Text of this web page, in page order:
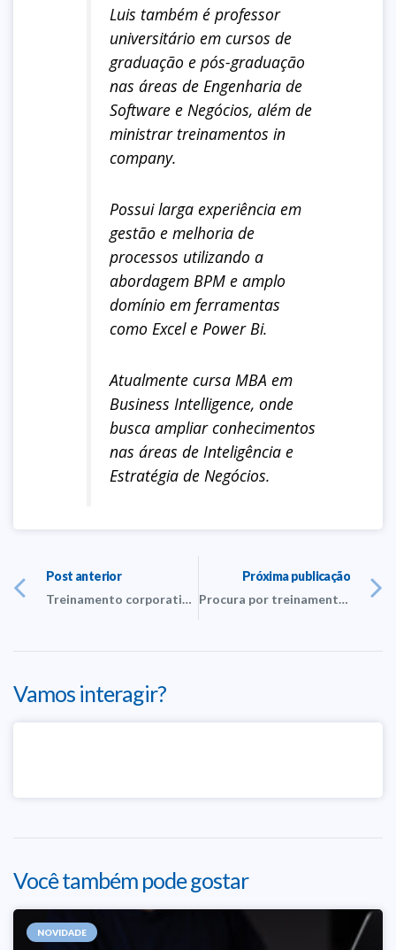
Luis também é professor
universitário em cursos de
graduação e pós-graduação
nas áreas de Engenharia de
Software e Negócios, além de
ministrar treinamentos in
company.
Possui larga experiência em
gestão e melhoria de
processos utilizando a
abordagem BPM e amplo
domínio em ferramentas
como Excel e Power Bi.
Atualmente cursa MBA em
Business Intelligence, onde
busca ampliar conhecimentos
nas áreas de Inteligência e
Estratégia de Negócios.
Post anterior
Treinamento corporativo: a importância do Excel para empresas
Próxima publicação
Procura por treinamento corporativo online cresce durante a pandemia
Vamos interagir?
Você também pode gostar
NOVIDADE